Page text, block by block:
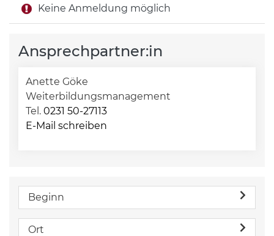
Keine Anmeldung möglich
Ansprechpartner:in
Anette Göke
Weiterbildungsmanagement
Tel. 0231 50-27113
E-Mail schreiben
Beginn
Ort